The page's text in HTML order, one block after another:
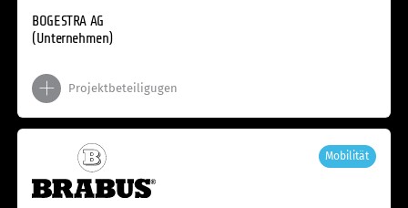
BOGESTRA AG
(Unternehmen)
Projektbeteiligugen
Mobilität